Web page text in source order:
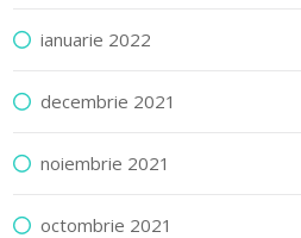
ianuarie 2022
decembrie 2021
noiembrie 2021
octombrie 2021